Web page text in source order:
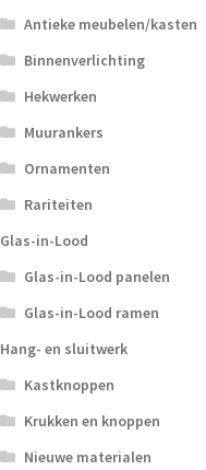
Antieke meubelen/kasten
Binnenverlichting
Hekwerken
Muurankers
Ornamenten
Rariteiten
Glas-in-Lood
Glas-in-Lood panelen
Glas-in-Lood ramen
Hang- en sluitwerk
Kastknoppen
Krukken en knoppen
Nieuwe materialen